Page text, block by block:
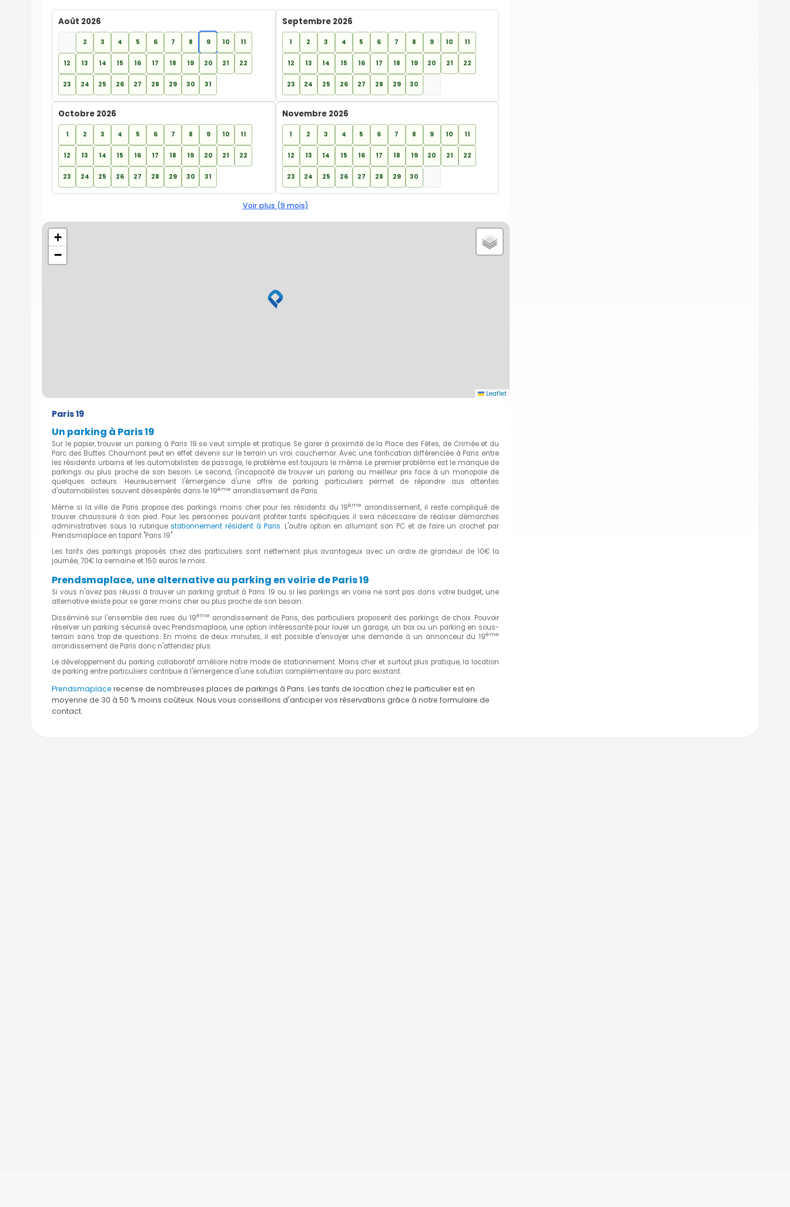
Août 2026
2 3 4 5 6 7 8 9 10 11
12 13 14 15 16 17 18 19 20 21 22
23 24 25 26 27 28 29 30 31
Septembre 2026
1 2 3 4 5 6 7 8 9 10 11
12 13 14 15 16 17 18 19 20 21 22
23 24 25 26 27 28 29 30
Octobre 2026
1 2 3 4 5 6 7 8 9 10 11
12 13 14 15 16 17 18 19 20 21 22
23 24 25 26 27 28 29 30 31
Novembre 2026
1 2 3 4 5 6 7 8 9 10 11
12 13 14 15 16 17 18 19 20 21 22
23 24 25 26 27 28 29 30
Voir plus (9 mois)
+
−
Leaflet
Paris 19
Un parking à Paris 19
Sur le papier, trouver un parking à Paris 19 se veut simple et pratique. Se garer à proximité de la Place des Fêtes, de Crimée et du
Parc des Buttes Chaumont peut en effet devenir sur le terrain un vrai cauchemar. Avec une tarification différenciée à Paris entre
les résidents urbains et les automobilistes de passage, le problème est toujours le même. Le premier problème est le manque de
parkings au plus proche de son besoin. Le second, l'incapacité de trouver un parking au meilleur prix face à un monopole de
quelques acteurs. Heureusement l'émergence d'une offre de parking particuliers permet de répondre aux attentes
d'automobilistes souvent désespérés dans le 19ème arrondissement de Paris.
Même si la ville de Paris propose des parkings moins cher pour les résidents du 19ème arrondissement, il reste compliqué de
trouver chaussure à son pied. Pour les personnes pouvant profiter tarifs spécifiques il sera nécessaire de réaliser démarches
administratives sous la rubriquestationnement résident à Paris. L'autre option en allumant son PC et de faire un crochet par
Prendsmaplace en tapant "Paris 19".
Les tarifs des parkings proposés chez des particuliers sont nettement plus avantageux avec un ordre de grandeur de 10€ la
journée, 70€ la semaine et 150 euros le mois.
Prendsmaplace, une alternative au parking en voirie de Paris 19
Si vous n'avez pas réussi à trouver un parking gratuit à Paris 19 ou si les parkings en voirie ne sont pas dans votre budget, une
alternative existe pour se garer moins cher au plus proche de son besoin.
Disséminé sur l'ensemble des rues du 19ème arrondissement de Paris, des particuliers proposent des parkings de choix. Pouvoir
réserver un parking sécurisé avec Prendsmaplace, une option intéressante pour louer un garage, un box ou un parking en sous-
terrain sans trop de questions. En moins de deux minutes, il est possible d'envoyer une demande à un annonceur du 19ème
arrondissement de Paris donc n'attendez plus.
Le développement du parking collaboratif améliore notre mode de stationnement. Moins cher et surtout plus pratique, la location
de parking entre particuliers contribue à l'émergence d'une solution complémentaire au parc existant.
Prendsmaplace recense de nombreuses places de parkings à Paris. Les tarifs de location chez le particulier est en
moyenne de 30 à 50 % moins coûteux. Nous vous conseillons d'anticiper vos réservations grâce à notre formulaire de
contact.